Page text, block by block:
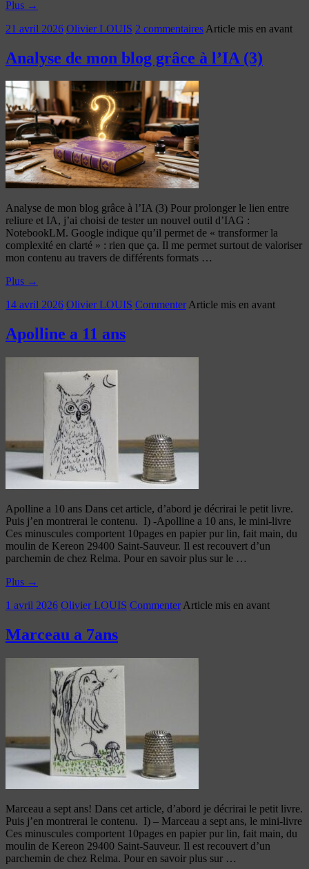
Plus →
21 avril 2026 Olivier LOUIS 2 commentaires Article mis en avant
Analyse de mon blog grâce à l’IA (3)
Analyse de mon blog grâce à l’IA (3) Pour prolonger le lien entre
reliure et IA, j’ai choisi de tester un nouvel outil d’IAG :
NotebookLM. Google indique qu’il permet de « transformer la
complexité en clarté » : rien que ça. Il me permet surtout de valoriser
mon contenu au travers de différents formats …
Plus →
14 avril 2026 Olivier LOUIS CommenterArticle mis en avant
Apolline a 11 ans
Apolline a 10 ans Dans cet article, d’abord je décrirai le petit livre.
Puis j’en montrerai le contenu. I) -Apolline a 10 ans, le mini-livre
Ces minuscules comportent 10pages en papier pur lin, fait main, du
moulin de Kereon 29400 Saint-Sauveur. Il est recouvert d’un
parchemin de chez Relma. Pour en savoir plus sur le …
Plus →
1 avril 2026 Olivier LOUIS Commenter Article mis en avant
Marceau a 7ans
Marceau a sept ans! Dans cet article, d’abord je décrirai le petit livre.
Puis j’en montrerai le contenu. I) – Marceau a sept ans, le mini-livre
Ces minuscules comportent 10pages en papier pur lin, fait main, du
moulin de Kereon 29400 Saint-Sauveur. Il est recouvert d’un
parchemin de chez Relma. Pour en savoir plus sur …